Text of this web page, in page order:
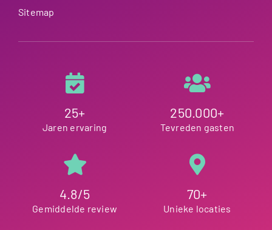
Sitemap
25+
Jaren ervaring
250.000+
Tevreden gasten
4.8/5
Gemiddelde review
70+
Unieke locaties